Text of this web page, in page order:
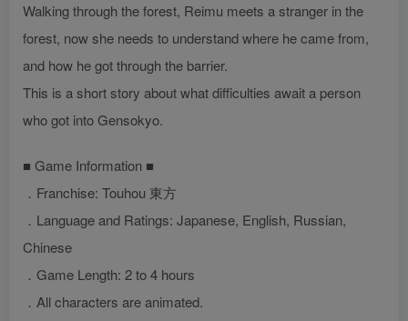
Walking through the forest, Reimu meets a stranger in the
forest, now she needs to understand where he came from,
and how he got through the barrier.
This is a short story about what difficulties await a person
who got into Gensokyo.
■ Game Information ■
．Franchise: Touhou 東方
．Language and Ratings: Japanese, English, Russian,
Chinese
．Game Length: 2 to 4 hours
．All characters are animated.